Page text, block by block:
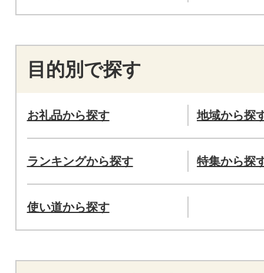
目的別で探す
お礼品から探す 地域から探
ランキングから探す 特集から探
使い道から探す